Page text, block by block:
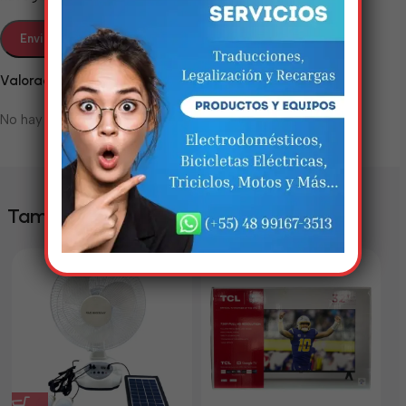
Valoraciones
No hay valoraciones aún.
También te puede interesar
Em breve, esta página estará
disponível com novidades
incríveis. Agradecemos pela
paciência e compreensão.